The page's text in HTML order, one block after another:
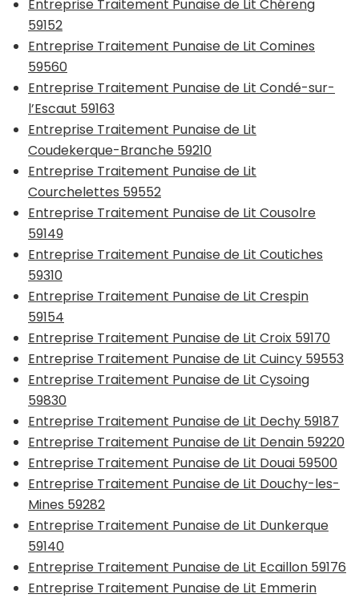
Entreprise Traitement Punaise de Lit Chéreng
59152
Entreprise Traitement Punaise de Lit Comines
59560
Entreprise Traitement Punaise de Lit Condé-sur-
l’Escaut 59163
Entreprise Traitement Punaise de Lit
Coudekerque-Branche 59210
Entreprise Traitement Punaise de Lit
Courchelettes 59552
Entreprise Traitement Punaise de Lit Cousolre
59149
Entreprise Traitement Punaise de Lit Coutiches
59310
Entreprise Traitement Punaise de Lit Crespin
59154
Entreprise Traitement Punaise de Lit Croix 59170
Entreprise Traitement Punaise de Lit Cuincy 59553
Entreprise Traitement Punaise de Lit Cysoing
59830
Entreprise Traitement Punaise de Lit Dechy 59187
Entreprise Traitement Punaise de Lit Denain 59220
Entreprise Traitement Punaise de Lit Douai 59500
Entreprise Traitement Punaise de Lit Douchy-les-
Mines 59282
Entreprise Traitement Punaise de Lit Dunkerque
59140
Entreprise Traitement Punaise de Lit Ecaillon 59176
Entreprise Traitement Punaise de Lit Emmerin